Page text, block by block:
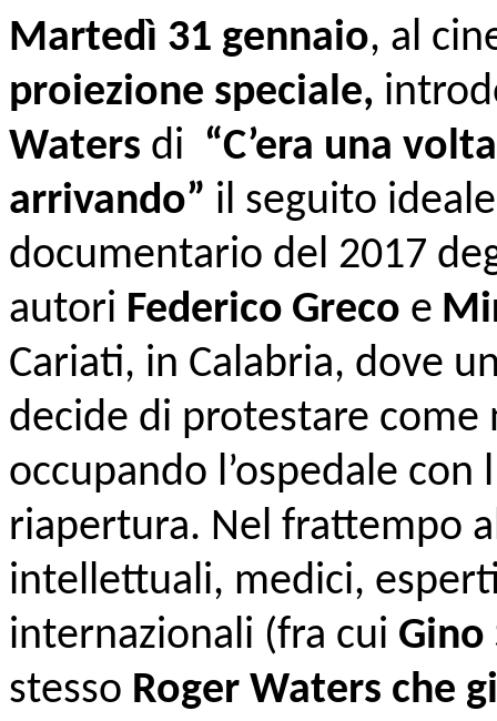
Martedì 31 gennaio, al
proiezione speciale,
Waters di “C’era una
arrivando” il seguito
documentario del 2017
autori Federico Greco e
Cariati, in Calabria, dove
decide di protestare come
occupando l’ospedale
riapertura. Nel frattempo
intellettuali, medici,
internazionali (fra cui Gino
stesso Roger Waters che